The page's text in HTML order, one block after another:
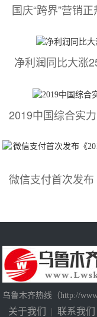
国庆“跨界”营销
净利润同比大涨
2019中国综合实
微信支付首次发
乌鲁木齐热线（http://
关于我们 | 联系我们